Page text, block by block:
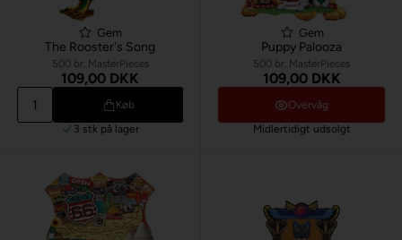
Gem
The Rooster's Song
500 br. MasterPieces
109,00 DKK
Køb
3 stk på lager
Gem
Puppy Palooza
500 br. MasterPieces
109,00 DKK
Overvåg
Midlertidigt udsolgt